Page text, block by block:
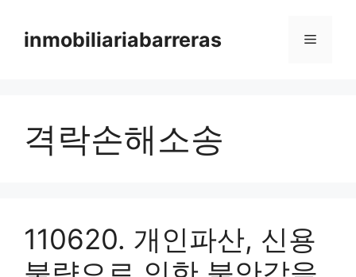
contentinmobiliariabarreras Menu
격락손해소송
110620. 개인파산, 신용